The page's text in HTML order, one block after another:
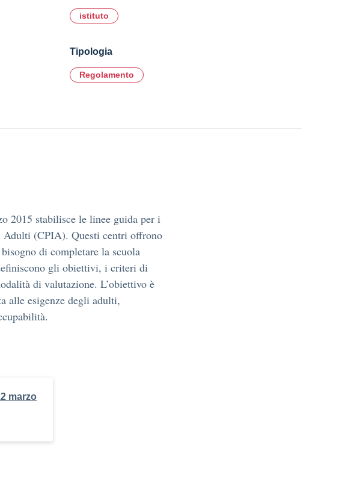
istituto
Tipologia
Regolamento
2015 stabilisce le linee guida per i
(CPIA). Questi centri offrono
di completare la scuola
gli obiettivi, i criteri di
di valutazione. L’obiettivo è
alle esigenze degli adulti,
marzo